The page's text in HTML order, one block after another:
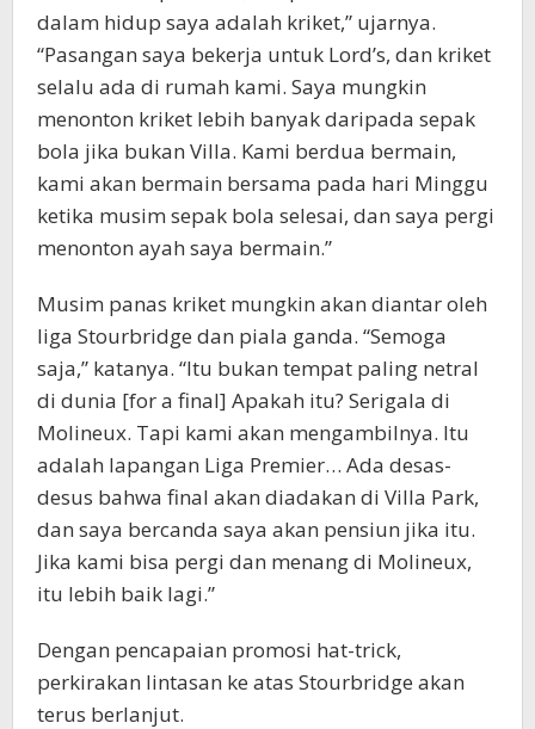
dalam hidup saya adalah kriket,” ujarnya.
“Pasangan saya bekerja untuk Lord’s, dan kriket
selalu ada di rumah kami. Saya mungkin
menonton kriket lebih banyak daripada sepak
bola jika bukan Villa. Kami berdua bermain,
kami akan bermain bersama pada hari Minggu
ketika musim sepak bola selesai, dan saya pergi
menonton ayah saya bermain.”
Musim panas kriket mungkin akan diantar oleh
liga Stourbridge dan piala ganda. “Semoga
saja,” katanya. “Itu bukan tempat paling netral
di dunia [for a final] Apakah itu? Serigala di
Molineux. Tapi kami akan mengambilnya. Itu
adalah lapangan Liga Premier… Ada desas-
desus bahwa final akan diadakan di Villa Park,
dan saya bercanda saya akan pensiun jika itu.
Jika kami bisa pergi dan menang di Molineux,
itu lebih baik lagi.”
Dengan pencapaian promosi hat-trick,
perkirakan lintasan ke atas Stourbridge akan
terus berlanjut.